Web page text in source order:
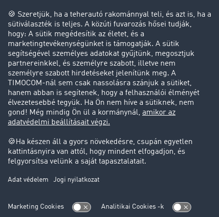
Cég
Sikertörténetek
Ügyfél hoz ügyfelet
Jogi információk
Impresszum
Adatvédelem
süti-beállítások
Támogatás